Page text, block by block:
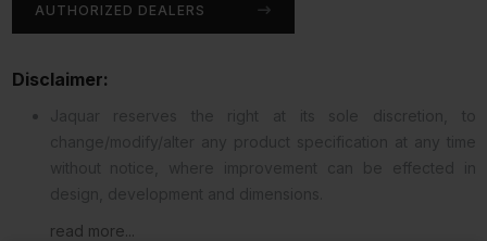
AUTHORIZED DEALERS
Disclaimer:
read more...